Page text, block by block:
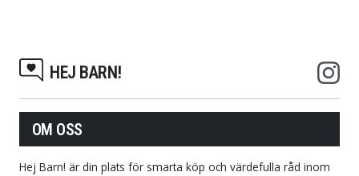
HEJ BARN!
OM OSS
Hej Barn! är din plats för smarta köp och värdefulla råd inom